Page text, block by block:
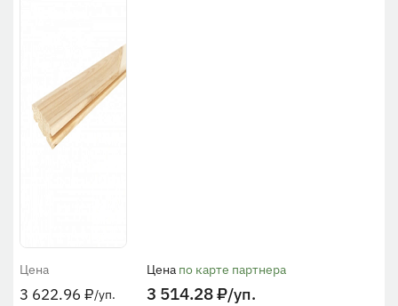
Цена
3 622.96 ₽/уп.
Цена по карте партнера
3 514.28₽/уп.